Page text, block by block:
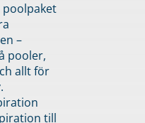
–
pooler,
allt för
till